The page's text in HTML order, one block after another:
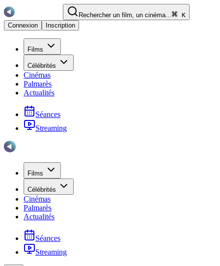
Rechercher un film, un cinéma...
K
Connexion
Inscription
Films
Célébrités
Cinémas
Palmarès
Actualités
Séances
Streaming
Films
Célébrités
Cinémas
Palmarès
Actualités
Séances
Streaming